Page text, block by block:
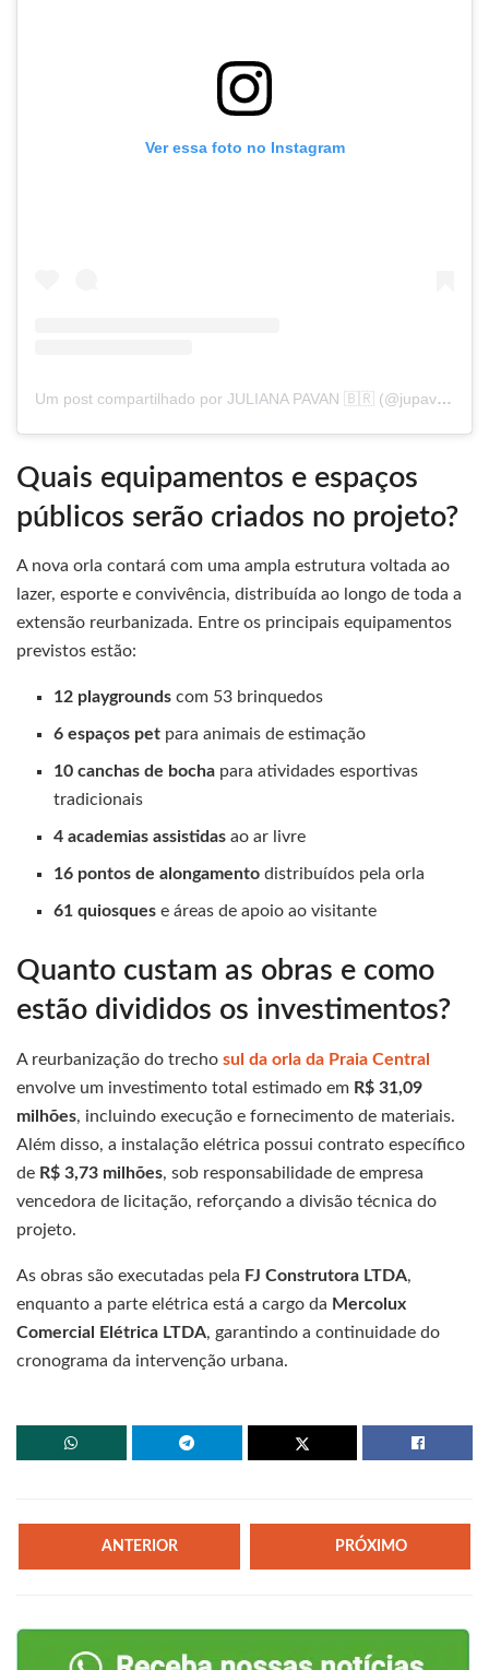
Ver essa foto no Instagram
Um post compartilhado por JULIANA PAVAN 🇧🇷 (@jupavan)
Quais equipamentos e espaços
públicos serão criados no projeto?
A nova orla contará com uma ampla estrutura voltada ao
lazer, esporte e convivência, distribuída ao longo de toda a
extensão reurbanizada. Entre os principais equipamentos
previstos estão:
12 playgrounds com 53 brinquedos
6 espaços pet para animais de estimação
10 canchas de bocha para atividades esportivas
tradicionais
4 academias assistidas ao ar livre
16 pontos de alongamento distribuídos pela orla
61 quiosques e áreas de apoio ao visitante
Quanto custam as obras e como
estão divididos os investimentos?
A reurbanização do trecho sul da orla da Praia Central
envolve um investimento total estimado em R$ 31,09
milhões, incluindo execução e fornecimento de materiais.
Além disso, a instalação elétrica possui contrato específico
de R$ 3,73 milhões, sob responsabilidade de empresa
vencedora de licitação, reforçando a divisão técnica do
projeto.
As obras são executadas pela FJ Construtora LTDA,
enquanto a parte elétrica está a cargo da Mercolux
Comercial Elétrica LTDA, garantindo a continuidade do
cronograma da intervenção urbana.
ANTERIOR PRÓXIMO